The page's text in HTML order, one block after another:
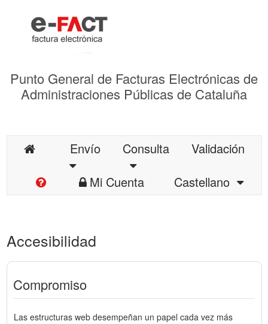
Punto General de Facturas Electrónicas de
Administraciones Públicas de Cataluña
Envío Consulta
Validación
Mi Cuenta
Castellano
Accesibilidad
Compromiso
Las estructuras web desempeñan un papel cada vez más